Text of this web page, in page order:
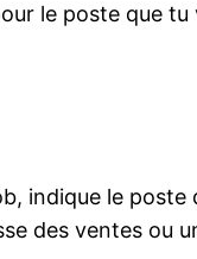
le poste que tu
indique le poste
des ventes ou